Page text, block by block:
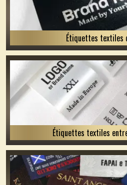
Étiquettes textiles
Étiquettes textiles